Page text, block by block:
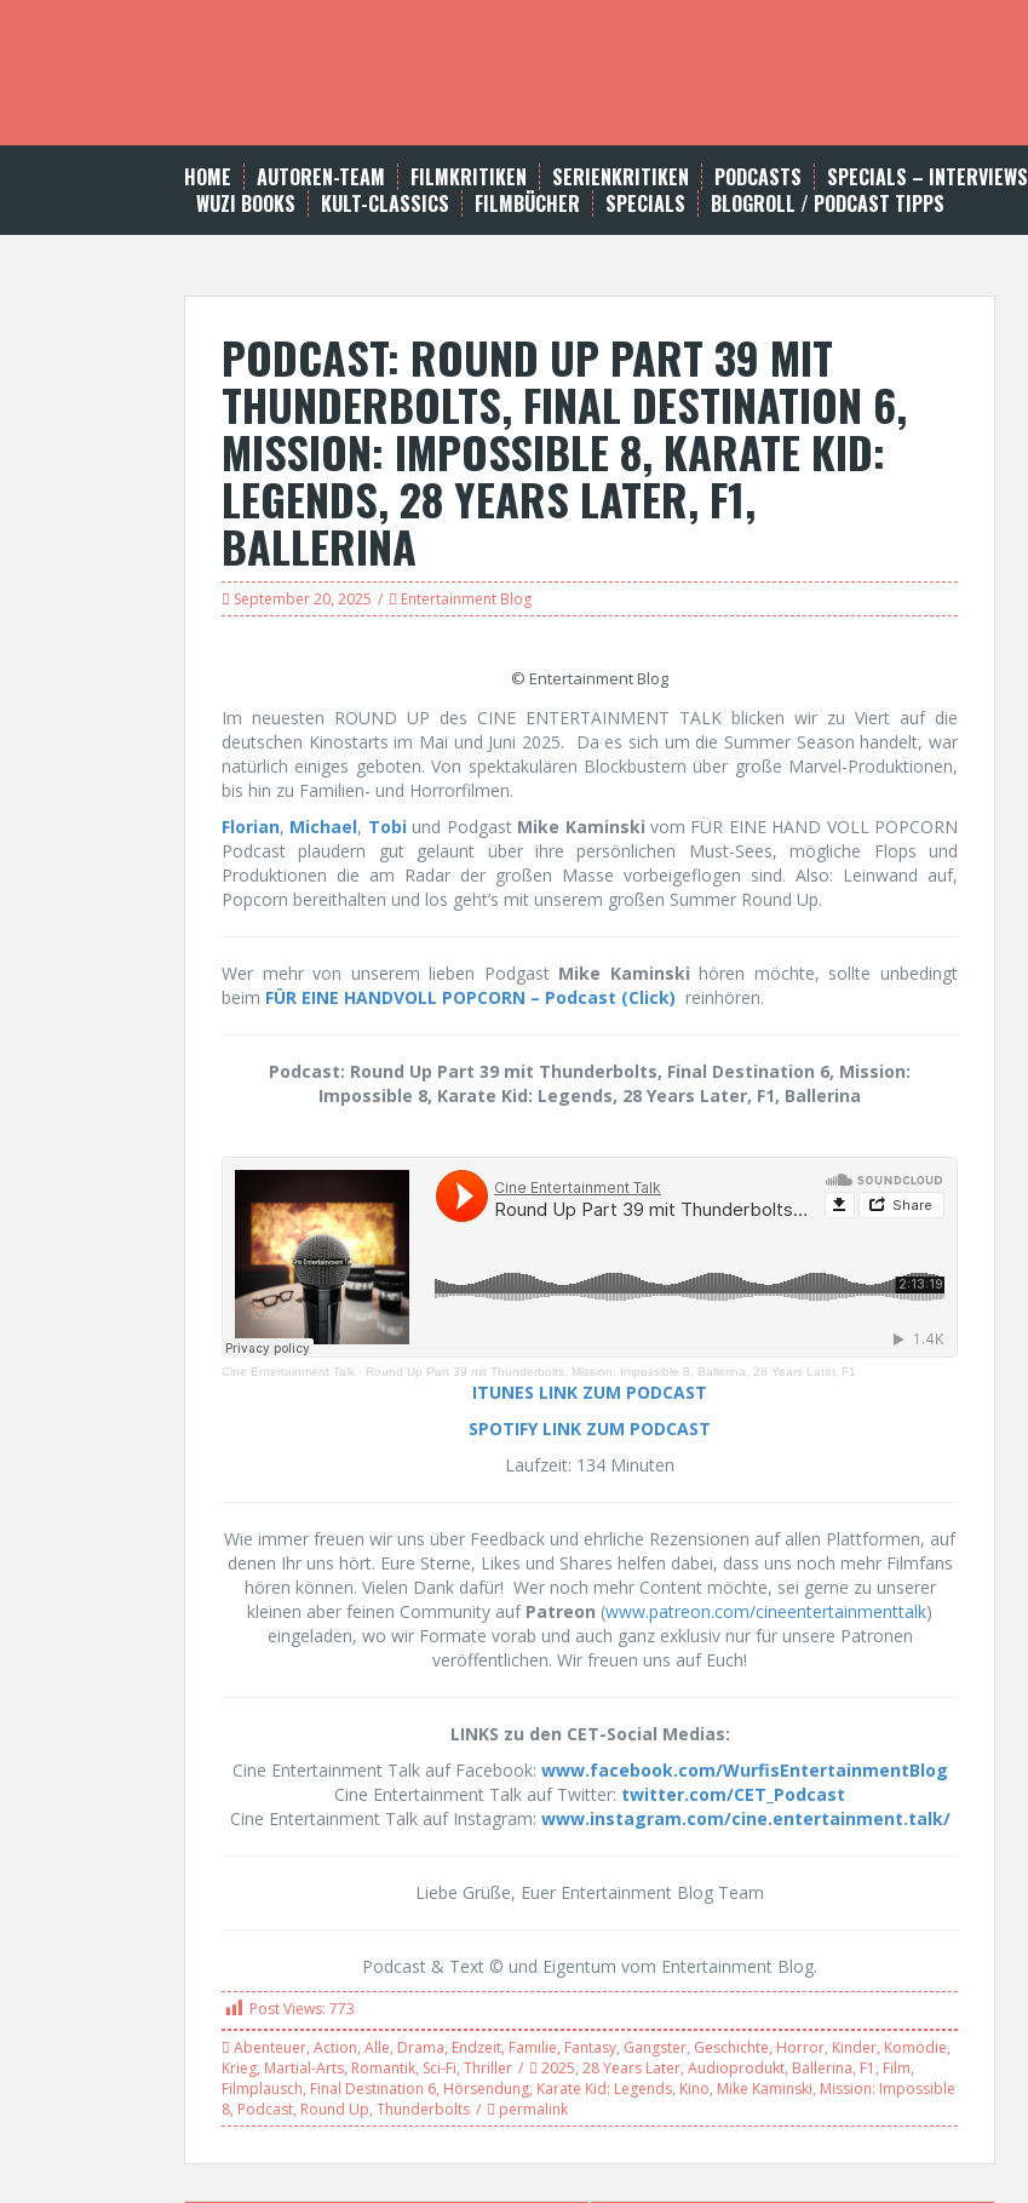
t
HOME AUTOREN-TEAM FILMKRITIKEN SERIENKRITIKEN PODCASTS SPECIALS – INTERVIEWS
WUZI BOOKS
KULT-CLASSICS FILMBÜCHER SPECIALS BLOGROLL / PODCAST TIPPS
PODCAST: ROUND UP PART 39 MIT
THUNDERBOLTS, FINAL DESTINATION 6,
MISSION: IMPOSSIBLE 8, KARATE KID:
LEGENDS, 28 YEARS LATER, F1,
BALLERINA
September 20, 2025 Entertainment Blog
© Entertainment Blog
Im neuesten ROUND UP des CINE ENTERTAINMENT TALK blicken wir zu Viert auf die
deutschen Kinostarts im Mai und Juni 2025. Da es sich um die Summer Season handelt, war
natürlich einiges geboten. Von spektakulären Blockbustern über große Marvel-Produktionen,
bis hin zu Familien- und Horrorfilmen.
Florian, Michael, Tobiund Podgast Mike Kaminski vom FÜR EINE HAND VOLL POPCORN
Podcast plaudern gut gelaunt über ihre persönlichen Must-Sees, mögliche Flops und
Produktionen die am Radar der großen Masse vorbeigeflogen sind. Also: Leinwand auf,
Popcorn bereithalten und los geht’s mit unserem großen Summer Round Up.
Wer mehr von unserem lieben Podgast Mike Kaminski hören möchte, sollte unbedingt
beim FÜR EINE HANDVOLL POPCORN – Podcast (Click) reinhören.
Podcast: Round Up Part 39 mit Thunderbolts, Final Destination 6, Mission:
Impossible 8, Karate Kid: Legends, 28 Years Later, F1, Ballerina
Cine Entertainment Talk · Round Up Part 39 mit Thunderbolts, Mission: Impossible 8, Ballerina, 28 Years Later, F1
ITUNES LINK ZUM PODCAST
SPOTIFY LINK ZUM PODCAST
Laufzeit: 134 Minuten
Wie immer freuen wir uns über Feedback und ehrliche Rezensionen auf allen Plattformen, auf
denen Ihr uns hört. Eure Sterne, Likes und Shares helfen dabei, dass uns noch mehr Filmfans
hören können. Vielen Dank dafür! Wer noch mehr Content möchte, sei gerne zu unserer
kleinen aber feinen Community auf Patreon (www.patreon.com/cineentertainmenttalk)
eingeladen, wo wir Formate vorab und auch ganz exklusiv nur für unsere Patronen
veröffentlichen. Wir freuen uns auf Euch!
LINKS zu den CET-Social Medias:
Cine Entertainment Talk auf Facebook: www.facebook.com/WurfisEntertainmentBlog
Cine Entertainment Talk auf Twitter: twitter.com/CET_Podcast
Cine Entertainment Talk auf Instagram: www.instagram.com/cine.entertainment.talk/
Liebe Grüße, Euer Entertainment Blog Team
Podcast & Text © und Eigentum vom Entertainment Blog.
Post Views: 773
Abenteuer, Action, Alle, Drama, Endzeit, Familie, Fantasy, Gangster, Geschichte, Horror, Kinder, Komödie,
Krieg, Martial-Arts, Romantik, Sci-Fi, Thriller 2025, 28 Years Later, Audioprodukt, Ballerina, F1 , Film,
Filmplausch, Final Destination 6, Hörsendung, Karate Kid: Legends, Kino, Mike Kaminski, Mission: Impossible
8, Podcast, Round Up, Thunderbolts permalink